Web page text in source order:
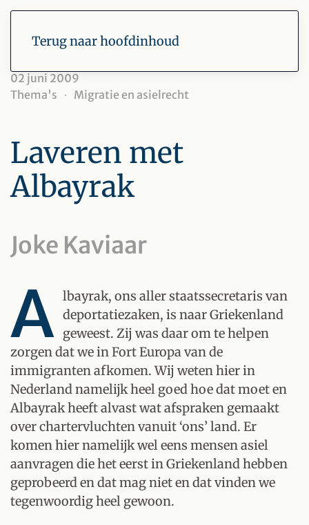
Terug naar hoofdinhoud
02 juni 2009
Thema's
Migratie en asielrecht
Laveren met
Albayrak
Joke Kaviaar
A lbayrak, ons aller staatssecretaris van
deportatiezaken, is naar Griekenland
geweest. Zij was daar om te helpen
zorgen dat we in Fort Europa van de
immigranten afkomen. Wij weten hier in
Nederland namelijk heel goed hoe dat moet en
Albayrak heeft alvast wat afspraken gemaakt
over chartervluchten vanuit ‘ons’ land. Er
komen hier namelijk wel eens mensen asiel
aanvragen die het eerst in Griekenland hebben
geprobeerd en dat mag niet en dat vinden we
tegenwoordig heel gewoon.